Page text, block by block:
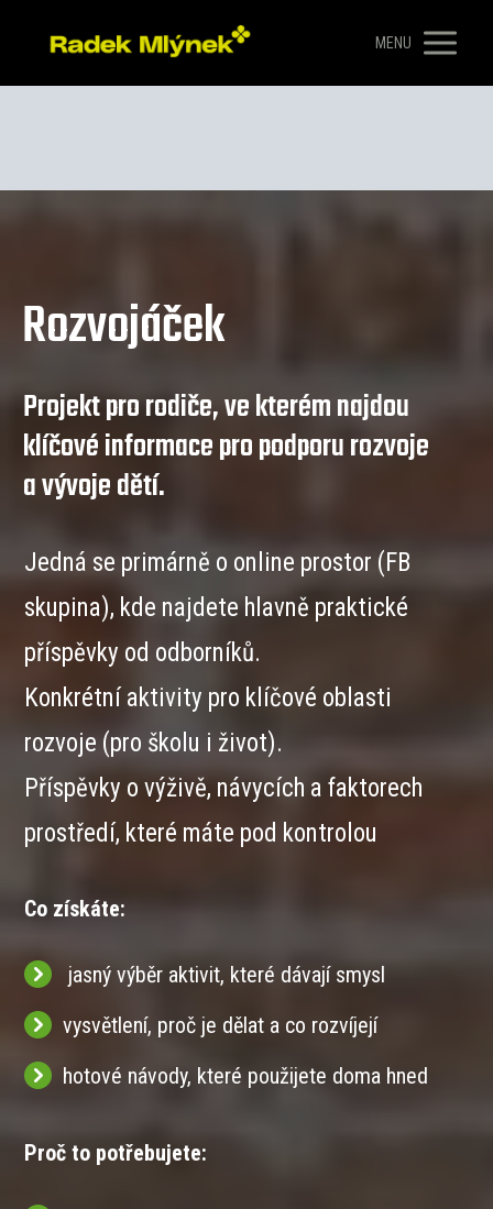
MENU
Rozvojáček
Projekt pro rodiče, ve kterém najdou
klíčové informace pro podporu rozvoje
a vývoje dětí.
Jedná se primárně o online prostor (FB
skupina), kde najdete hlavně praktické
příspěvky od odborníků.
Konkrétní aktivity pro klíčové oblasti
rozvoje (pro školu i život).
Příspěvky o výživě, návycích a faktorech
prostředí, které máte pod kontrolou
Co získáte:
jasný výběr aktivit, které dávají smysl
vysvětlení, proč je dělat a co rozvíjejí
hotové návody, které použijete doma hned
Proč to potřebujete: